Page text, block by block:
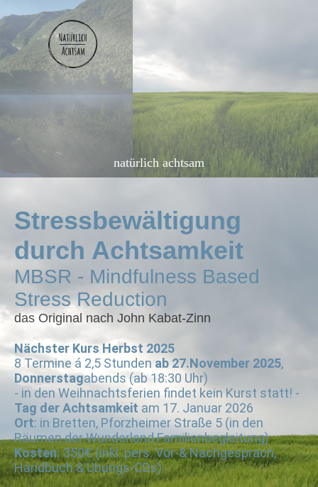
natürlich achtsam
Stressbewältigung
durch Achtsamkeit
MBSR - Mindfulness Based
Stress Reduction
das Original nach John Kabat-Zinn
Nächster Kurs Herbst 2025
8 Termine á 2,5 Stunden ab 27.November 2025,
Donnerstagabends (ab 18:30 Uhr)
- in den Weihnachtsferien findet kein Kurst statt! -
Tag der Achtsamkeit am 17. Januar 2026
Ort: in Bretten, Pforzheimer Straße 5 (in den
Räumen der Wunderland Familienbegleitung)
Kosten:350€ (inkl. pers. Vor-& Nachgespräch,
Handbuch & Übungs-CDs)